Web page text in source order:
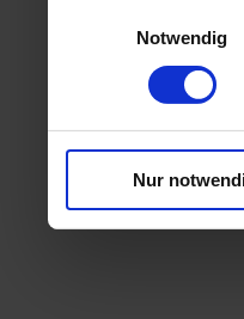
geben
Website
und
kein
in denen
Notwendig
Nur